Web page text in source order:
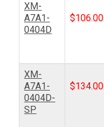
XM-
A7A1-
0404D
$106.00
XM-
A7A1-
0404D-
SP
$134.00